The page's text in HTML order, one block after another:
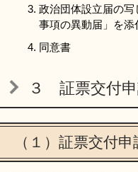
政治団体設立届の
事項の異動届」を添
同意書
３ 証票交付
（１）証票交付申